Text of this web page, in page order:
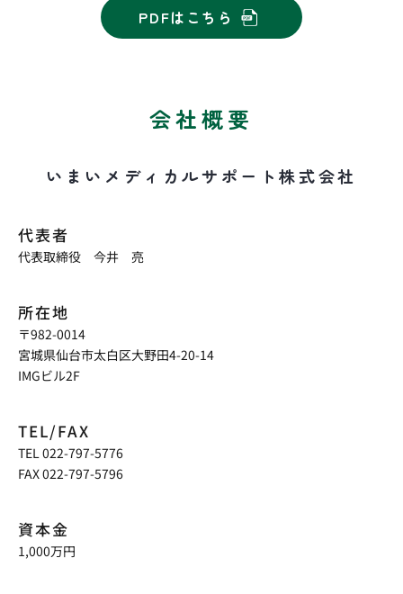
PDFはこちら
会社概要
いまいメディカルサポート株式会社
代表者
代表取締役 今井 亮
所在地
〒982-0014
宮城県仙台市太白区大野田4-20-14
IMGビル2F
TEL/FAX
TEL 022-797-5776
FAX 022-797-5796
資本金
1,000万円